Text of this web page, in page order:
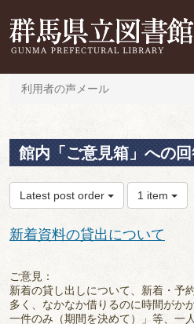
利用者の声メール
館内「ご意見箱」への
Latest post order 1 item
新着資料の貸出について
ご意見：
新着の貸し出しについて、新着・予
多く、なかなか借りるのに時間がか
一件のみ（期間を決めて）」等、一